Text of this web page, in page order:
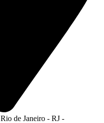
de Janeiro - RJ -